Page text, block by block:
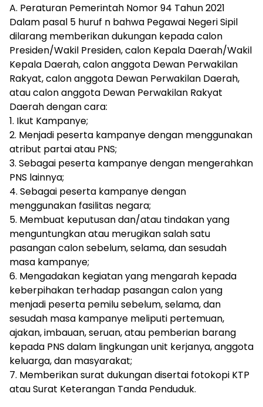
A. Peraturan Pemerintah Nomor 94 Tahun 2021
Dalam pasal 5 huruf n bahwa Pegawai Negeri Sipil
dilarang memberikan dukungan kepada calon
Presiden/Wakil Presiden, calon Kepala Daerah/Wakil
Kepala Daerah, calon anggota Dewan Perwakilan
Rakyat, calon anggota Dewan Perwakilan Daerah,
atau calon anggota Dewan Perwakilan Rakyat
Daerah dengan cara:
1. Ikut Kampanye;
2. Menjadi peserta kampanye dengan menggunakan
atribut partai atau PNS;
3. Sebagai peserta kampanye dengan mengerahkan
PNS lainnya;
4. Sebagai peserta kampanye dengan
menggunakan fasilitas negara;
5. Membuat keputusan dan/atau tindakan yang
menguntungkan atau merugikan salah satu
pasangan calon sebelum, selama, dan sesudah
masa kampanye;
6. Mengadakan kegiatan yang mengarah kepada
keberpihakan terhadap pasangan calon yang
menjadi peserta pemilu sebelum, selama, dan
sesudah masa kampanye meliputi pertemuan,
ajakan, imbauan, seruan, atau pemberian barang
kepada PNS dalam lingkungan unit kerjanya, anggota
keluarga, dan masyarakat;
7. Memberikan surat dukungan disertai fotokopi KTP
atau Surat Keterangan Tanda Penduduk.